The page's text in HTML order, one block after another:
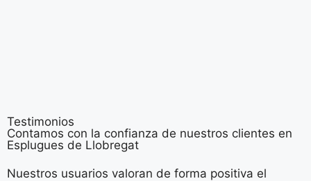
Testimonios
Contamos con la confianza de nuestros clientes en
Esplugues de Llobregat
Nuestros usuarios valoran de forma positiva el